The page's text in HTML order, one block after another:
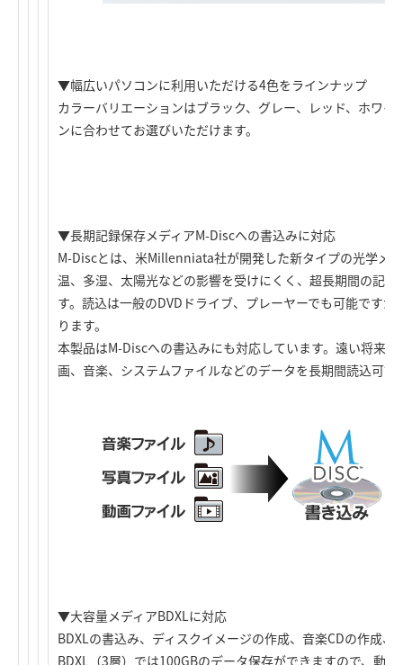
▼幅広いパソコンに利用いただける4色をラインナップ
カラーバリエーションはブラック、グレー、レッド、ホワ
ンに合わせてお選びいただけます。
▼長期記録保存メディアM-Discへの書込みに対応
M-Discとは、米Millenniata社が開発した新タイプの光学メ
温、多湿、太陽光などの影響を受けにくく、超長期間の記
す。読込は一般のDVDドライブ、プレーヤーでも可能です
ります。
本製品はM-Discへの書込みにも対応しています。遠い将来
画、音楽、システムファイルなどのデータを長期間読込可
▼大容量メディアBDXLに対応
BDXLの書込み、ディスクイメージの作成、音楽CDの作成、
BDXL（3層）では100GBのデータ保存ができますので、動